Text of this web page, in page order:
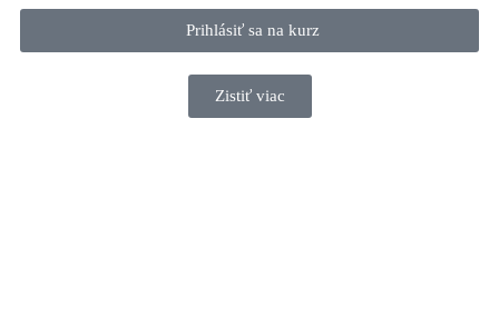
Prihlásiť sa na kurz
Zistiť viac